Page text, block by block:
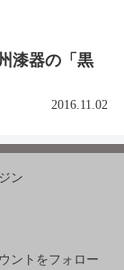
漆器の「黒
2016.11.02
ン
ントをフォロー